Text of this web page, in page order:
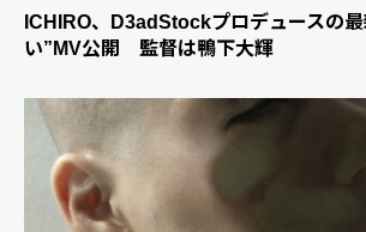
ICHIRO、D3adStockプロデュースの
い”MV公開 監督は鴨下大輝